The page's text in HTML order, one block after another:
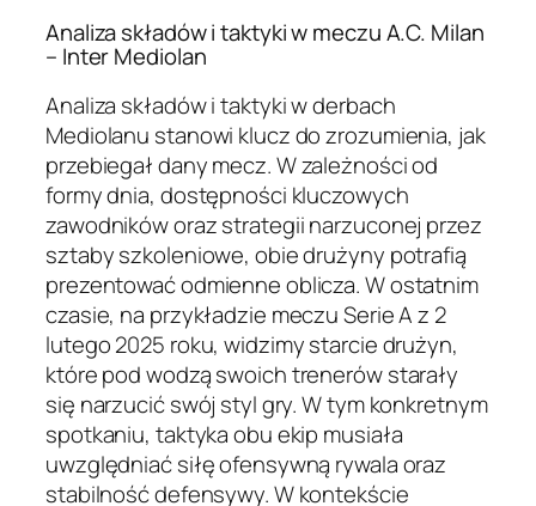
Analiza składów i taktyki w meczu A.C. Milan
– Inter Mediolan
Analiza składów i taktyki w derbach
Mediolanu stanowi klucz do zrozumienia, jak
przebiegał dany mecz. W zależności od
formy dnia, dostępności kluczowych
zawodników oraz strategii narzuconej przez
sztaby szkoleniowe, obie drużyny potrafią
prezentować odmienne oblicza. W ostatnim
czasie, na przykładzie meczu Serie A z 2
lutego 2025 roku, widzimy starcie drużyn,
które pod wodzą swoich trenerów starały
się narzucić swój styl gry. W tym konkretnym
spotkaniu, taktyka obu ekip musiała
uwzględniać siłę ofensywną rywala oraz
stabilność defensywy. W kontekście